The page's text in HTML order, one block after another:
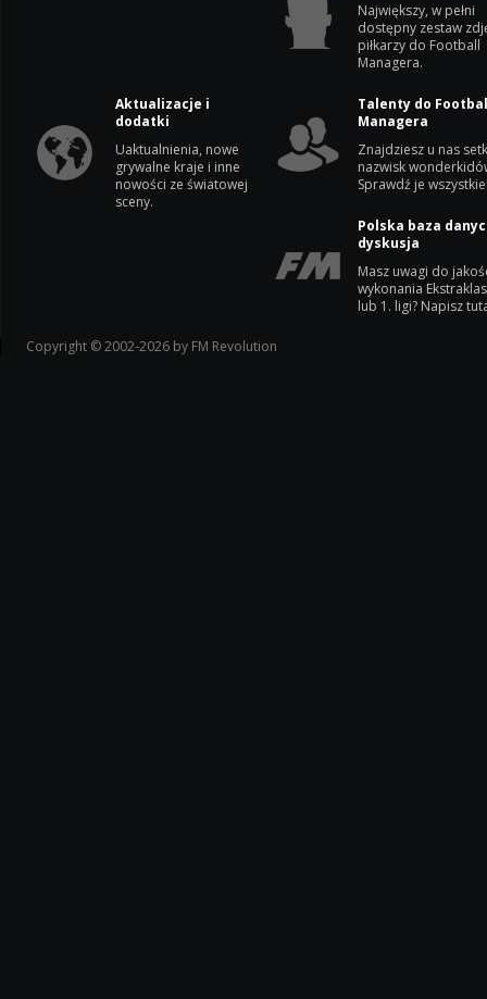
Największy, w pełni
dostępny zestaw
piłkarzy do Football
Managera.
Aktualizacje i
dodatki
Uaktualnienia, nowe
grywalne kraje i inne
nowości ze światowej
sceny.
Talenty do
Managera
Znajdziesz u nas
nazwisk
Sprawdź je
Polska baza
dyskusja
Masz uwagi do
wykonania
lub 1. ligi? Napisz
Copyright © 2002-2026 by FM Revolution